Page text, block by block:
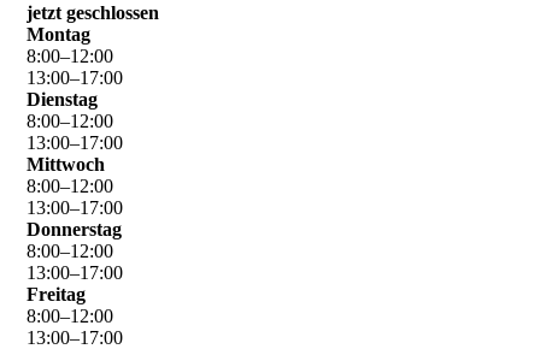
jetzt geschlossen
Montag
8:00–12:00
13:00–17:00
Dienstag
8:00–12:00
13:00–17:00
Mittwoch
8:00–12:00
13:00–17:00
Donnerstag
8:00–12:00
13:00–17:00
Freitag
8:00–12:00
13:00–17:00